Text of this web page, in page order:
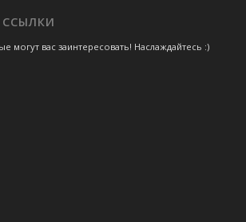
ССЫЛКИ
могут вас заинтересовать! Наслаждайтесь :)